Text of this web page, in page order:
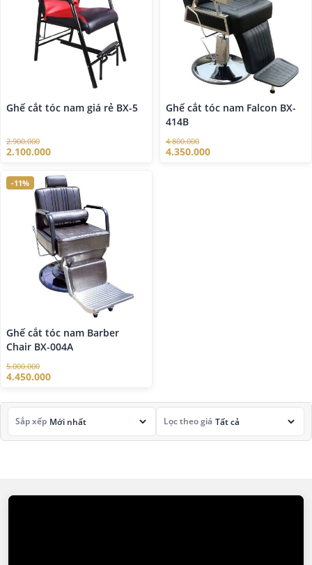
Ghế cắt tóc nam giá rẻ BX-5
2.900.000
2.100.000
Ghế cắt tóc nam Falcon BX-
414B
4.800.000
4.350.000
-11%
Ghế cắt tóc nam Barber
Chair BX-004A
5.000.000
4.450.000
Sắp xếp Lọc theo giá